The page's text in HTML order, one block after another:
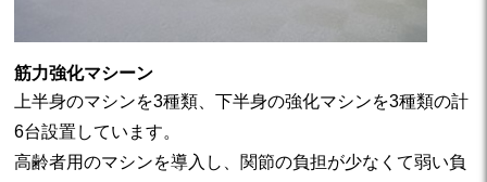
筋力強化マシーン
上半身のマシンを3種類、下半身の強化マシンを3種類の計
6台設置しています。
高齢者用のマシンを導入し、関節の負担が少なくて弱い負